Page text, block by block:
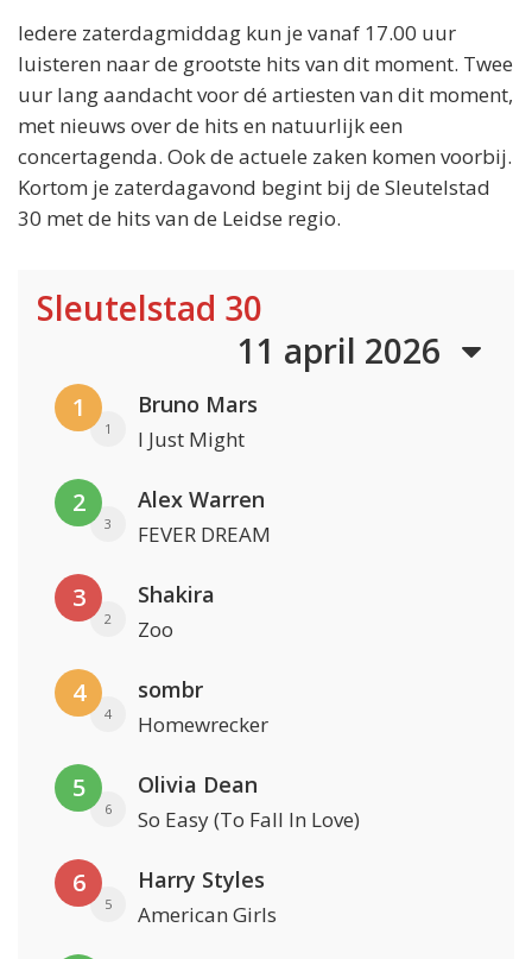
Iedere zaterdagmiddag kun je vanaf 17.00 uur
luisteren naar de grootste hits van dit moment. Twee
uur lang aandacht voor dé artiesten van dit moment,
met nieuws over de hits en natuurlijk een
concertagenda. Ook de actuele zaken komen voorbij.
Kortom je zaterdagavond begint bij de Sleutelstad
30 met de hits van de Leidse regio.
Sleutelstad 30
11 april 2026
1
1
Bruno Mars
I Just Might
2
3
Alex Warren
FEVER DREAM
3
2
Shakira
Zoo
4
4
sombr
Homewrecker
5
6
Olivia Dean
So Easy (To Fall In Love)
6
5
Harry Styles
American Girls